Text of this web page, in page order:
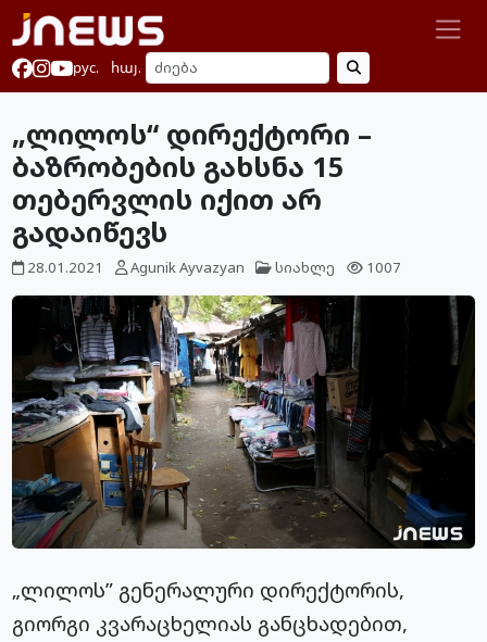
рус. հայ.
„ლილოს“ დირექტორი –
ბაზრობების გახსნა 15
თებერვლის იქით არ
გადაიწევს
28.01.2021 Agunik Ayvazyan სიახლე 1007
„ლილოს” გენერალური დირექტორის,
გიორგი კვარაცხელიას განცხადებით,